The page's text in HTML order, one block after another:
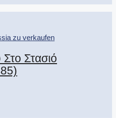
Στασιό